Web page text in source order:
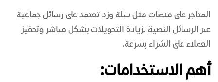
المتاجر على منصات مثل سلة وزد تعتمد على رسائل جماعية
عبر الرسائل النصية لزيادة التحويلات بشكل مباشر وتحفيز
العملاء على الشراء بسرعة.
أهم الاستخدامات: